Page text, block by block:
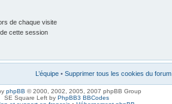
de chaque visite
cette session
L’équipe • Supprimer tous les cookies du forum
phpBB © 2000, 2002, 2005, 2007 phpBB Group
SE Square Left by PhpBB3 BBCodes